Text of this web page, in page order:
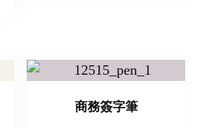
商務簽字筆